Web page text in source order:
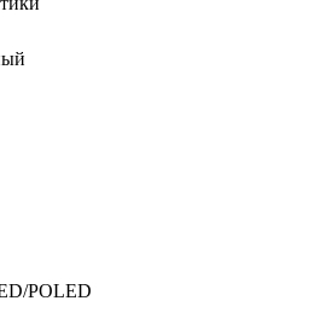
POLED